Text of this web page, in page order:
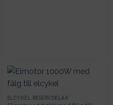
ELCYKEL RESERVDELAR